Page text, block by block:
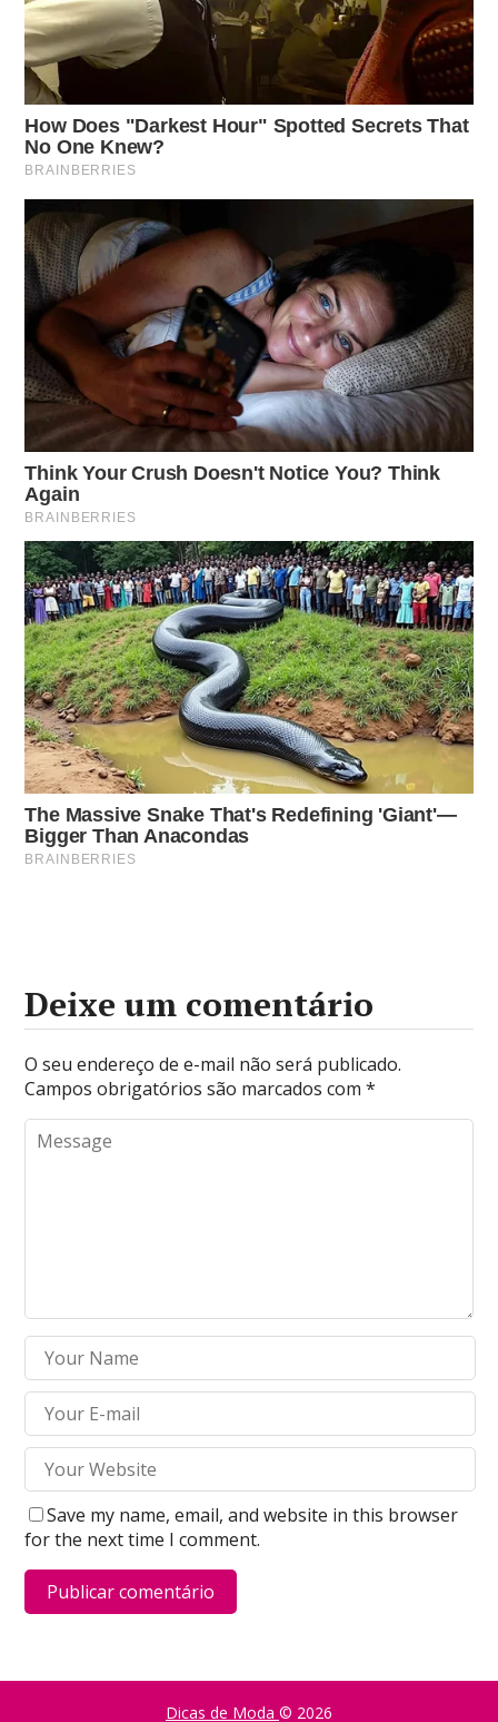
Deixe um comentário
O seu endereço de e-mail não será publicado.
Campos obrigatórios são marcados com*
Save my name, email, and website in this browser
for the next time I comment.
Dicas de Moda © 2026